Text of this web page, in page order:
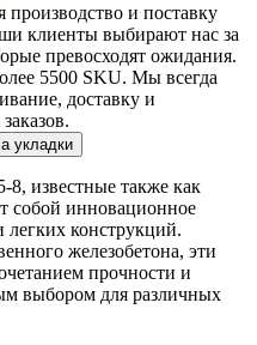
и поставку
клиенты выбирают нас за
превосходят ожидания.
5500 SKU. Мы всегда
доставку и
укладки
известные также как
собой инновационное
конструкций.
железобетона, эти
прочности и
выбором для различных